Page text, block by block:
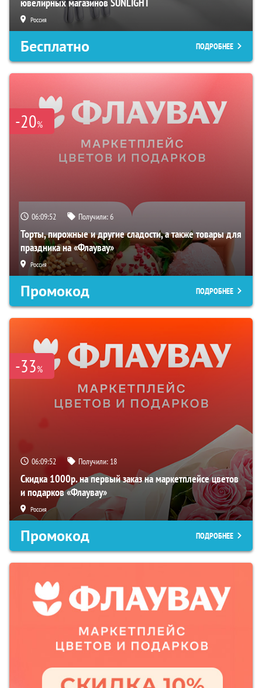
ювелирных магазинов SUNLIGHT
Россия
Бесплатно ПОДРОБНЕЕ
-20%
06:09:51 Получили:6
Торты, пирожные и другие сладости, а также товары для
праздника на «Флаувау»
Россия
Промокод ПОДРОБНЕЕ
-33%
06:09:51 Получили: 18
Скидка 1000р. на первый заказ на маркетплейсе цветов
и подарков «Флаувау»
Россия
Промокод ПОДРОБНЕЕ